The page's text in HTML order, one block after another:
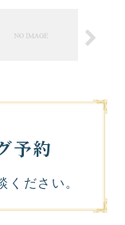
予約
ください。